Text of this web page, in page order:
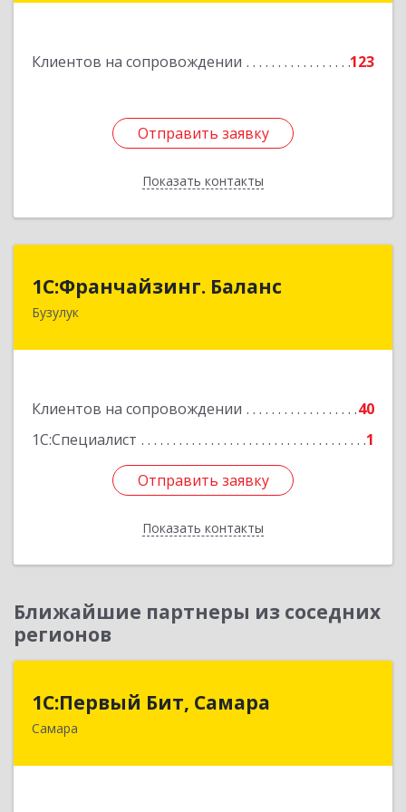
Клиентов на сопровождении 123
Отправить заявку
Показать контакты
Отправить заявку
Назад
1С:Франчайзинг. Баланс
Бузулук
Клиентов на сопровождении
40
1С:Специалист
1
Отправить заявку
Показать контакты
1С:Франчайзинг. Баланс
461040, Оренбургская обл, Бузулукский р-н,
Отправить заявку
Назад
Ближайшие партнеры из соседних
регионов
1С:Первый Бит, Самара
Самара
1С:Первый Бит, Самара
443013, Самарская обл, Самара г, Дачная ул,